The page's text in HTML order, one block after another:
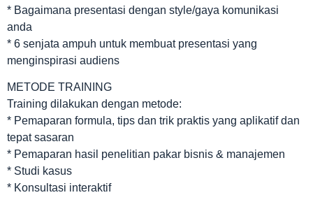
* Bagaimana presentasi dengan style/gaya komunikasi
anda
* 6 senjata ampuh untuk membuat presentasi yang
menginspirasi audiens
METODE TRAINING
Training dilakukan dengan metode:
* Pemaparan formula, tips dan trik praktis yang aplikatif dan
tepat sasaran
* Pemaparan hasil penelitian pakar bisnis & manajemen
* Studi kasus
* Konsultasi interaktif